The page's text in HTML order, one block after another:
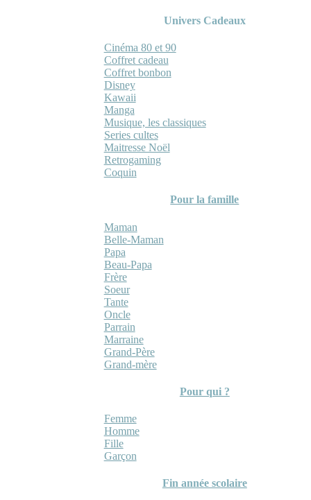
Univers Cadeaux
Cinéma 80 et 90
Coffret cadeau
Coffret bonbon
Disney
Kawaii
Manga
Musique, les classiques
Series cultes
Maitresse Noël
Retrogaming
Coquin
Pour la famille
Maman
Belle-Maman
Papa
Beau-Papa
Frère
Soeur
Tante
Oncle
Parrain
Marraine
Grand-Père
Grand-mère
Pour qui ?
Femme
Homme
Fille
Garçon
Fin année scolaire